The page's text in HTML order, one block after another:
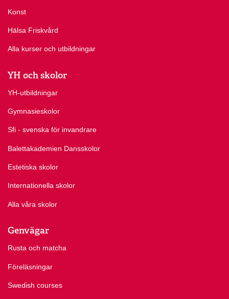
Konst
Hälsa Friskvård
Alla kurser och utbildningar
YH och skolor
YH-utbildningar
Gymnasieskolor
Sfi - svenska för invandrare
Balettakademien Dansskolor
Estetiska skolor
Internationella skolor
Alla våra skolor
Genvägar
Rusta och matcha
Föreläsningar
Swedish courses